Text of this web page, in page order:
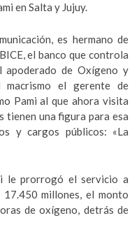
en Salta y Jujuy.
es hermano de
el banco que controla
apoderado de Oxígeno y
macrismo el gerente de
Pami al que ahora visita
tienen una figura para esa
y cargos públicos: «La
le prorrogó el servicio a
millones, el monto
de oxígeno, detrás de